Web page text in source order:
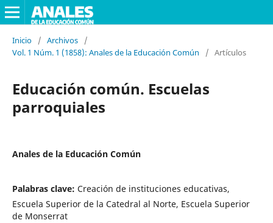
Inicio / Archivos
/
Vol. 1 Núm. 1 (1858): Anales de la Educación Común
/ Artículos
Educación común. Escuelas
parroquiales
Anales de la Educación Común
Palabras clave: Creación de instituciones educativas,
Escuela Superior de la Catedral al Norte, Escuela Superior
de Monserrat